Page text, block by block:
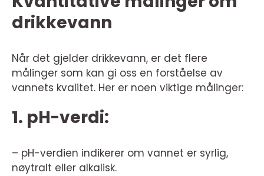
drikkevann
Når det gjelder drikkevann, er det flere
målinger som kan gi oss en forståelse av
vannets kvalitet. Her er noen viktige målinger:
1. pH-verdi:
– pH-verdien indikerer om vannet er syrlig,
nøytralt eller alkalisk.